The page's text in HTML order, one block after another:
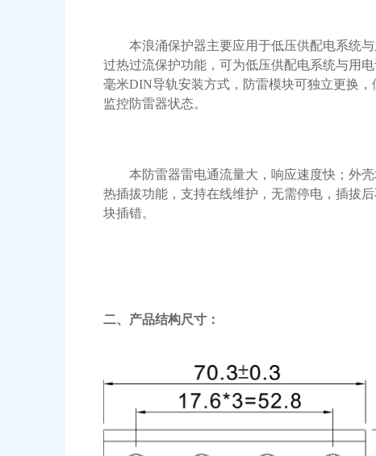
本浪涌保护器主要应用于低压供配电系统
过热过流保护功能，可为低压供配电系统与用
毫米DIN导轨安装方式，防雷模块可独立更换
监控防雷器状态。
本防雷器雷电通流量大，响应速度快；外
热插拔功能，支持在线维护，无需停电，插拔
块插错。
二、产品结构尺寸 ：